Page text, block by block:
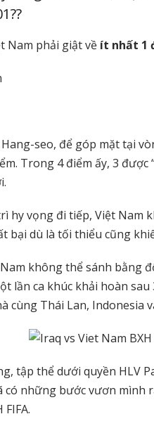
Nam phải giật về ít nhất 1
seo, để góp mặt tại
Trong 4 điểm ấy, 3
hy vọng đi tiếp, Việt Nam
bại dù là tối thiểu cũng
không thể sánh bằng
lần ca khúc khải hoàn
cùng Thái Lan, Indonesia
tập thể dưới quyền HLV
có những bước vươn mình